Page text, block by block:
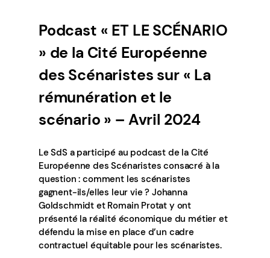
Podcast « ET LE SCÉNARIO
» de la Cité Européenne
des Scénaristes sur « La
rémunération et le
scénario » – Avril 2024
Le SdS a participé au podcast de la Cité
Européenne des Scénaristes consacré à la
question : comment les scénaristes
gagnent-ils/elles leur vie ? Johanna
Goldschmidt et Romain Protat y ont
présenté la réalité économique du métier et
défendu la mise en place d’un cadre
contractuel équitable pour les scénaristes.